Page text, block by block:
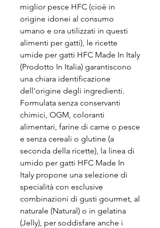
miglior pesce HFC (cioè in
origine idonei al consumo
umano e ora utilizzati in questi
alimenti per gatti), le ricette
umide per gatti HFC Made In Italy
(Prodotto In Italia) garantiscono
una chiara identificazione
dell'origine degli ingredienti.
Formulata senza conservanti
chimici, OGM, coloranti
alimentari, farine di carne o pesce
e senza cereali o glutine (a
seconda della ricette), la linea di
umido per gatti HFC Made In
Italy propone una selezione di
specialità con esclusive
combinazioni di gusti gourmet, al
naturale (Natural) o in gelatina
(Jelly), per soddisfare anche i